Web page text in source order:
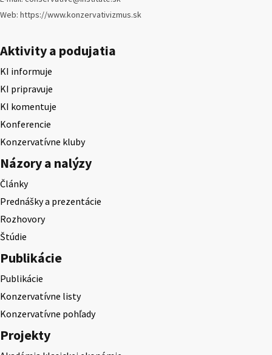
Web: https://www.konzervativizmus.sk
Aktivity a podujatia
KI informuje
KI pripravuje
KI komentuje
Konferencie
Konzervatívne kluby
Názory a nalýzy
Články
Prednášky a prezentácie
Rozhovory
Štúdie
Publikácie
Publikácie
Konzervatívne listy
Konzervatívne pohľady
Projekty